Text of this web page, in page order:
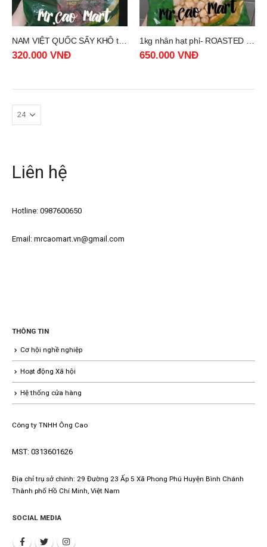
NAM VIỆT QUỐC SẤY KHÔ túi 1kg
320.000 VNĐ 650.000 VNĐ
Liên hệ
Hotline: 0987600650
Email: mrcaomart.vn@gmail.com
THÔNG TIN
Cơ hội nghề nghiệp
Hoạt động Xã hội
Hệ thống cửa hàng
Công ty TNHH Ông Cao
MST: 0313601626
Địa chỉ trụ sở chính: 29 Đường 23 Ấp 5 Xã Phong Phú Huyện Bình Chánh
Thành phố Hồ Chí Minh, Việt Nam
SOCIAL MEDIA